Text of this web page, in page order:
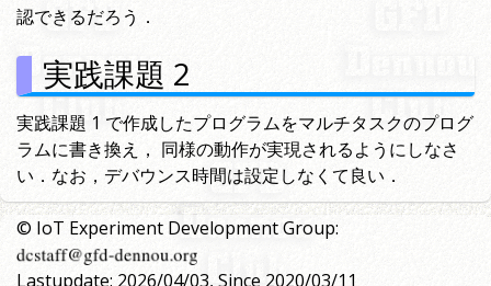
認できるだろう．
実践課題 2
実践課題 1 で作成したプログラムをマルチタスクのプログ
ラムに書き換え， 同様の動作が実現されるようにしなさ
い．なお，デバウンス時間は設定しなくて良い．
© IoT Experiment Development Group:
Lastupdate: 2026/04/03, Since 2020/03/11